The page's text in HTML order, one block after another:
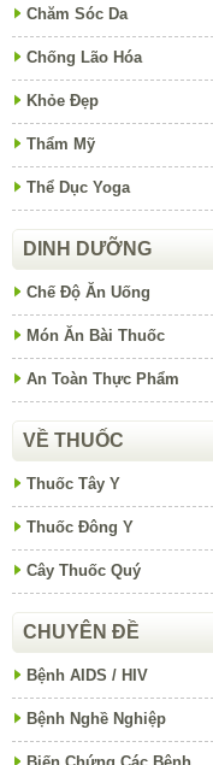
Chăm Sóc Da
Chống Lão Hóa
Khỏe Đẹp
Thẩm Mỹ
Thể Dục Yoga
DINH DƯỠNG
Chế Độ Ăn Uống
Món Ăn Bài Thuốc
An Toàn Thực Phẩm
VỀ THUỐC
Thuốc Tây Y
Thuốc Đông Y
Cây Thuốc Quý
CHUYÊN ĐỀ
Bệnh AIDS / HIV
Bệnh Nghề Nghiệp